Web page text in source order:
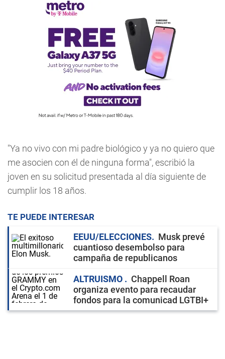
"Ya no vivo con mi padre biológico y ya no quiero que
me asocien con él de ninguna forma", escribió la
joven en su solicitud presentada al día siguiente de
cumplir los 18 años.
TE PUEDE INTERESAR
EEUU/ELECCIONES
Musk prevé
cuantioso desembolso para
campaña de republicanos
ALTRUISMO
Chappell Roan
organiza evento para recaudar
fondos para la comunicad LGTBI+